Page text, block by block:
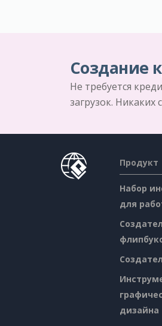
Создание
Не требуется
загрузок. Никаких
Продукт
Набор
для
дизайна